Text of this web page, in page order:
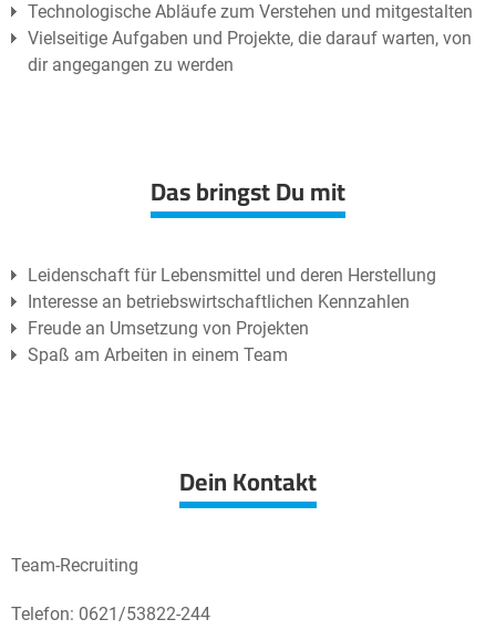
Technologische Abläufe zum Verstehen und mitgestalten
Vielseitige Aufgaben und Projekte, die darauf warten, von
dir angegangen zu werden
Das bringst Du mit
Leidenschaft für Lebensmittel und deren Herstellung
Interesse an betriebswirtschaftlichen Kennzahlen
Freude an Umsetzung von Projekten
Spaß am Arbeiten in einem Team
Dein Kontakt
Team-Recruiting
Telefon: 0621/53822-244